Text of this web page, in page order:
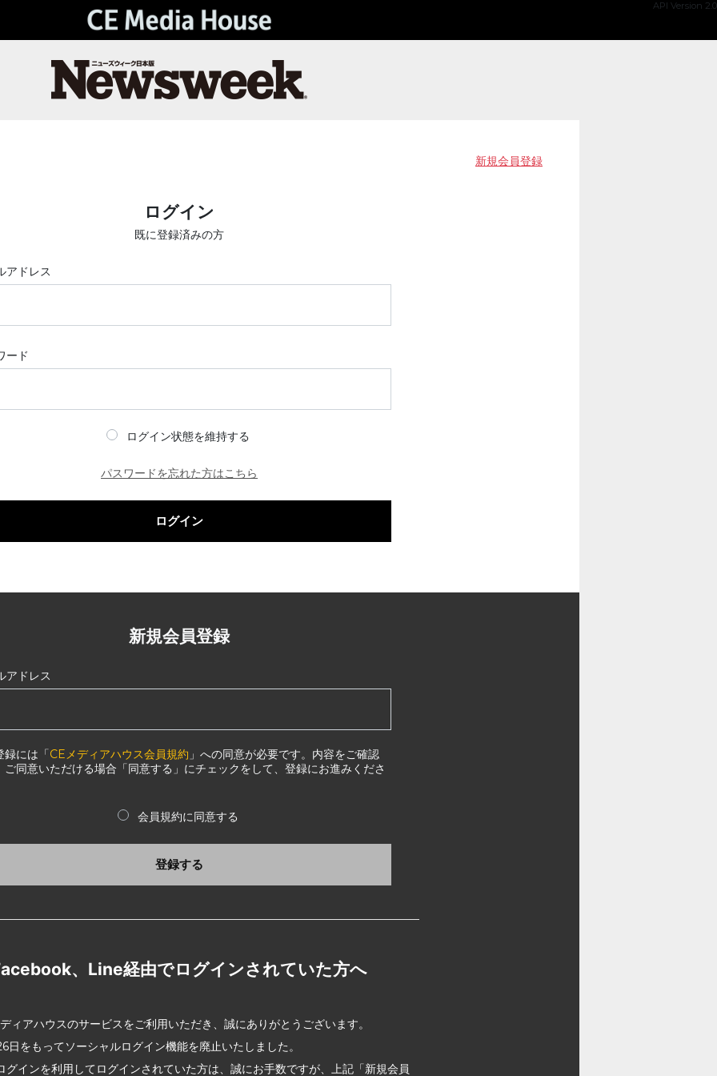
API Version 2.0
新規会員登録
ログイン
既に登録済みの方
アドレス
ード
ログイン状態を維持する
パスワードを忘れた方はこちら
ログイン
新規会員登録
アドレス
録には「CEメディアハウス会員規約 」への同意が必要です。内容をご確認
ご同意いただける場合「同意する」にチェックをして、登録にお進みくださ
会員規約に同意する
登録する
、Line経由でログインされていた方へ
ィアハウスのサービスをご利用いただき、誠にありがとうございます。
日をもってソーシャルログイン機能を廃止いたしました。
グインを利用してログインされていた方は、誠にお手数ですが、上記「新規会員